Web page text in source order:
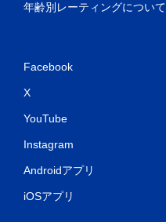
年齢別レーティングについて
Facebook
X
YouTube
Instagram
Androidアプリ
iOSアプリ